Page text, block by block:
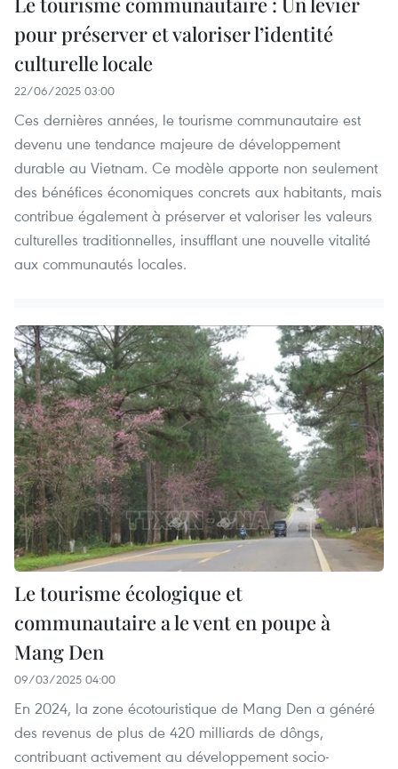
pour préserver et valoriser l’identité
culturelle locale
22/06/2025 03:00
Ces dernières années, le tourisme communautaire est
devenu une tendance majeure de développement
durable au Vietnam. Ce modèle apporte non seulement
des bénéfices économiques concrets aux habitants, mais
contribue également à préserver et valoriser les valeurs
culturelles traditionnelles, insufflant une nouvelle vitalité
aux communautés locales.
Le tourisme écologique et
communautaire a le vent en poupe à
Mang Den
09/03/2025 04:00
En 2024, la zone écotouristique de Mang Den a généré
des revenus de plus de 420 milliards de dôngs,
contribuant activement au développement socio-